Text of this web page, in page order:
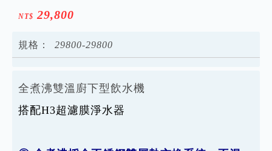
NT$ 29,800
規格： 29800-29800
全煮沸雙溫廚下型飲水機
搭配H3超濾膜淨水器